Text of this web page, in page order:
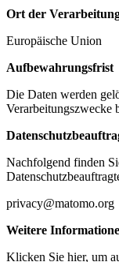
Ort der
Europäische Union
Aufbewahrungsfrist
Die Daten werden
Verarbeitungszwecke
Nachfolgend finden
privacy@matomo.org
Weitere
Klicken Sie hier, um